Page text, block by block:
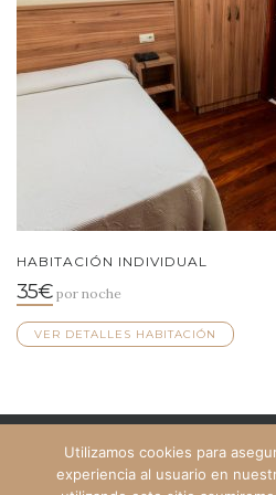
HABITACIÓN INDIVIDUAL
35€ por noche
VER DETALLES HABITACIÓN
Utilizamos cookies para
experiencia al usuario en